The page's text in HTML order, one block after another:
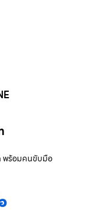
พร้อมคนขับมือ